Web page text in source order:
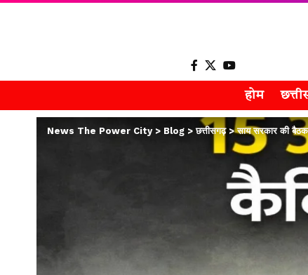
होम
News The Power City> Blog >छत्तीसगढ़>साय सरकार की बैठक